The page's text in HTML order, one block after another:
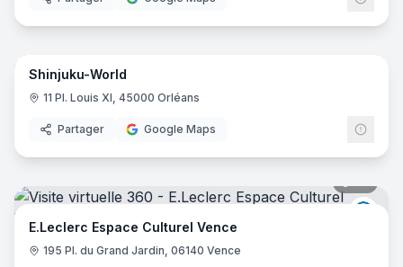
9
Shinjuku-World
11 Pl. Louis XI, 45000 Orléans
Partager Google Maps
E.Leclerc Espace Culturel Vence
195 Pl. du Grand Jardin, 06140 Vence